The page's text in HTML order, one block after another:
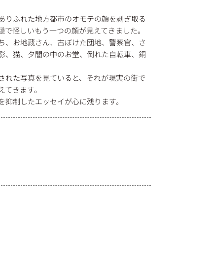
りふれた地方都市のオモテの顔を剥ぎ取る
怪しいもう一つの顔が見えてきました。
、お地蔵さん、古ぼけた団地、警察官、さ
、猫、夕闇の中のお堂、倒れた自転車、銅
れた写真を見ていると、それが現実の街で
きます。
制したエッセイが心に残ります。